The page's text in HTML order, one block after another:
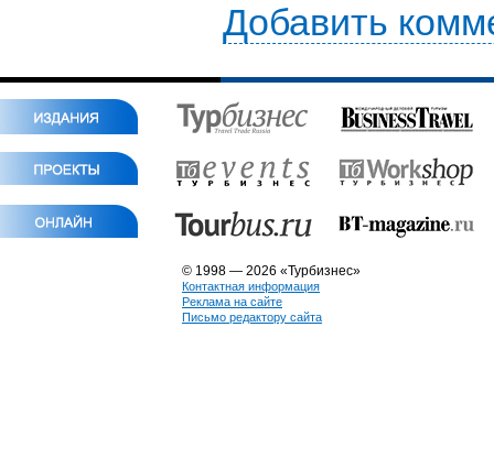
Добавить
© 1998 — 2026 «Турбизнес»
Контактная информация
Реклама на сайте
Письмо редактору сайта